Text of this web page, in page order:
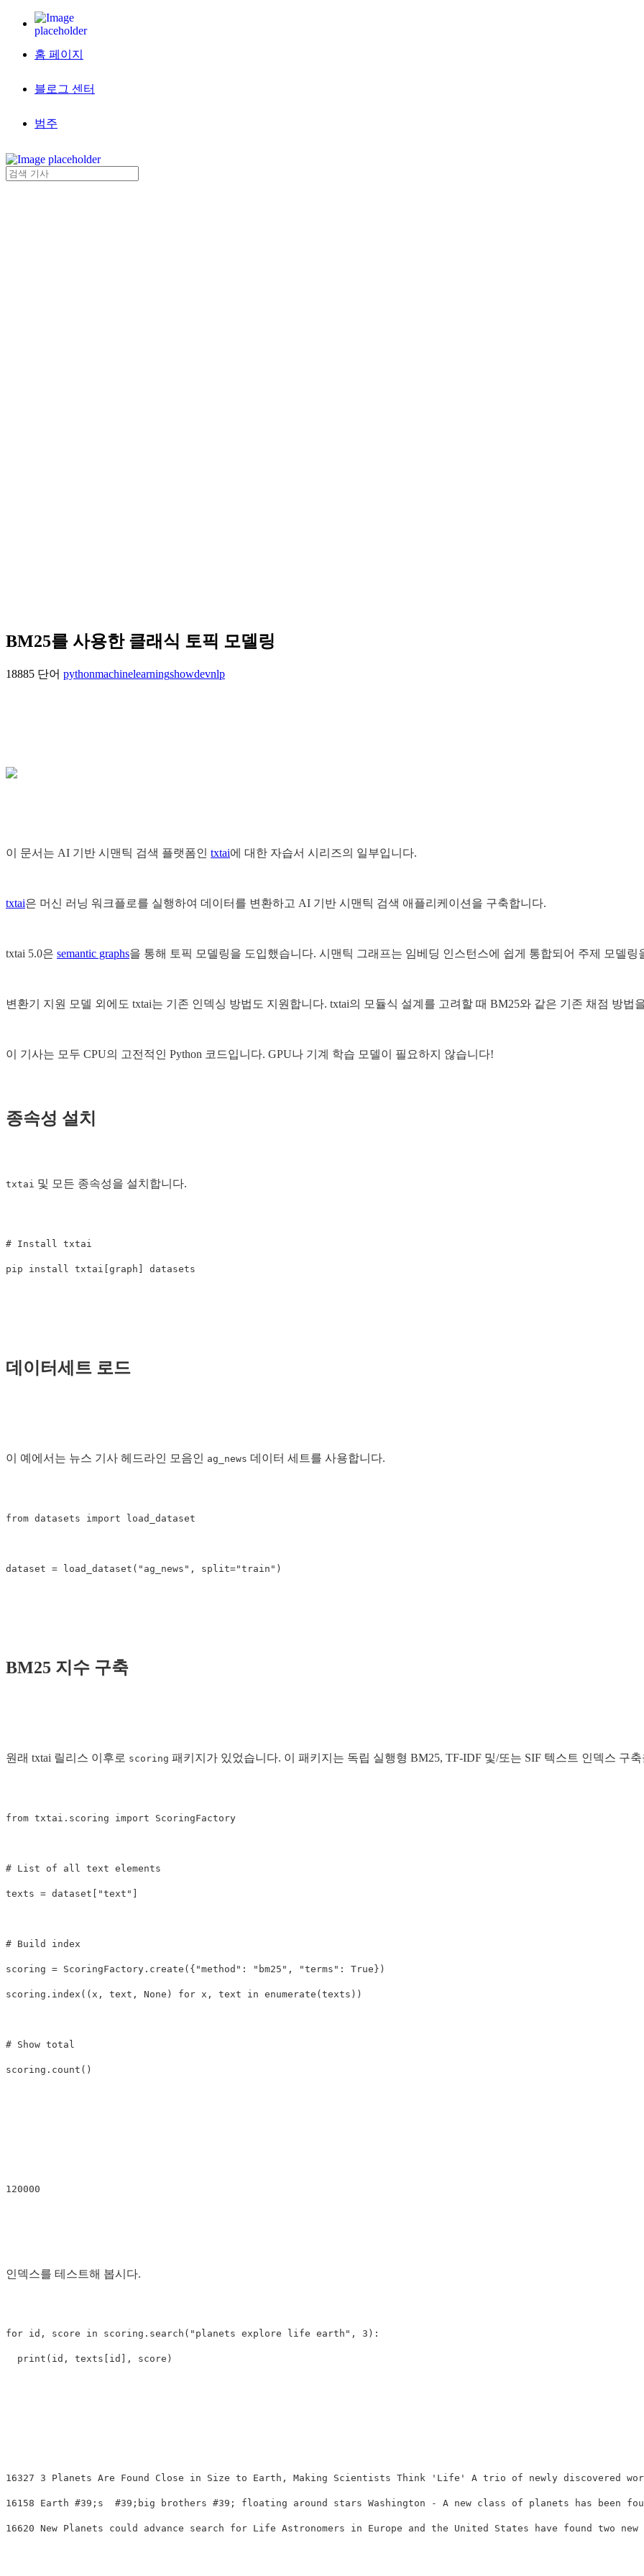
홈 페이지
블로그 센터
범주
BM25를 사용한 클래식 토픽 모델링
18885 단어 pythonmachinelearningshowdevnlp
이 문서는 AI 기반 시맨틱 검색 플랫폼인 txtai에 대한 자습서 시리즈의 일부입니다.
txtai은 머신 러닝 워크플로를 실행하여 데이터를 변환하고 AI 기반 시맨틱 검색 애플리케이션을 구축합니다.
txtai 5.0은 semantic graphs을 통해 토픽 모델링을 도입했습니다. 시맨틱 그래프는 임베딩 인스턴스에 쉽게 통합되어 주제 모델링
변환기 지원 모델 외에도 txtai는 기존 인덱싱 방법도 지원합니다. txtai의 모듈식 설계를 고려할 때 BM25와 같은 기존 채점 방
이 기사는 모두 CPU의 고전적인 Python 코드입니다. GPU나 기계 학습 모델이 필요하지 않습니다!
종속성 설치
txtai 및 모든 종속성을 설치합니다.
# Install txtai
데이터세트 로드
이 예에서는 뉴스 기사 헤드라인 모음인 ag_news 데이터 세트를 사용합니다.
from datasets import load_dataset
dataset = load_dataset ( "ag_news" , split="train" )
BM25 지수 구축
원래 txtai 릴리스 이후로 scoring 패키지가 있었습니다. 이 패키지는 독립 실행형 BM25, TF-IDF 및/또는 SIF 텍스트 인덱스 구
from txtai.scoring import ScoringFactory
texts = dataset [ "text" ]
scoring = ScoringFactory . create ({ "method" : "bm25" , "terms" : True})
scoring . index (( x , text , None ) for x , text in enumerate (texts ))
scoring . count ()
인덱스를 테스트해 봅시다.
for id , score in scoring . search ( "planets explore life earth" , 3 ):
print ( id , texts [ id ], score )
16327 3 Planets Are Found Close in Size to Earth, Making Scientists Think 'Life' A trio of newly discovered
16158 Earth #39;s  #39;big brothers #39; floating around stars Washington - A new class of planets has